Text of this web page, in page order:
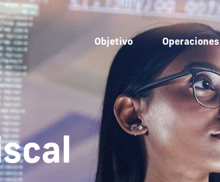
Objetivo Operaciones